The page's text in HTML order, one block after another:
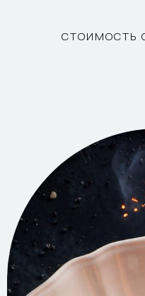
СТОИМОСТЬ